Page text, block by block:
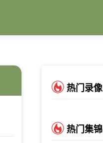
热门录像
热门集锦